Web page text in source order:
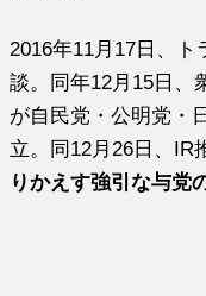
2016年11月17日、
談。同年12月15日、
が自民党・公明党・
立。同12月26日、IR
りかえす強引な与党